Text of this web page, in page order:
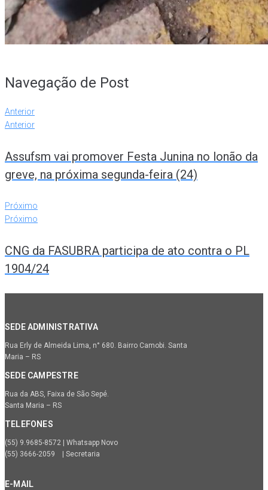
Navegação de Post
Anterior
Anterior
Assufsm vai promover Festa Junina no lonão da
greve, na próxima segunda-feira (24)
Próximo
Próximo
CNG da FASUBRA participa de ato contra o PL
1904/24
SEDE ADMINISTRATIVA
Rua Erly de Almeida Lima, n° 680. Bairro Camobi. Santa
Maria – RS
SEDE CAMPESTRE
Rua da ABS, Faixa de São Sepé.
Santa Maria – RS
TELEFONES
(55) 9.9685-8572 | Whatsapp Novo
(55) 3666-2059 | Secretaria
E-MAIL